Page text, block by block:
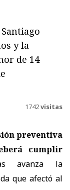
y la
de 14
1742visitas
preventiva
cumplir
avanza la
que afectó al